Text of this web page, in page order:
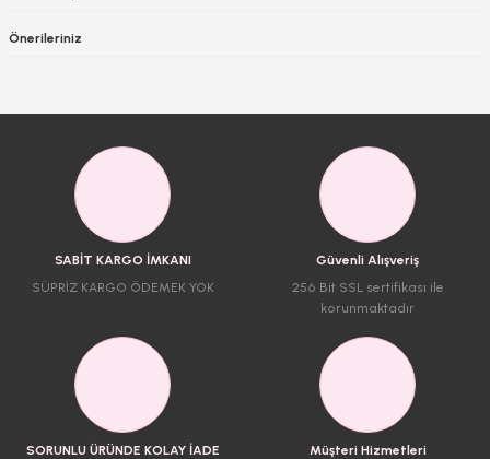
Önerileriniz
SABİT KARGO İMKANI
SÜPRİZ KARGO ÖDEMEK YOK
Güvenli Alışveriş
256 Bit SSL sertifikası ile
korunmaktadır
SORUNLU ÜRÜNDE KOLAY İADE
Müşteri Hizmetleri